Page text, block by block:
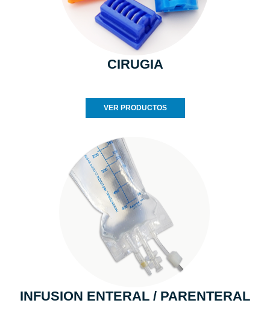
CIRUGIA
VER PRODUCTOS
INFUSION ENTERAL / PARENTERAL